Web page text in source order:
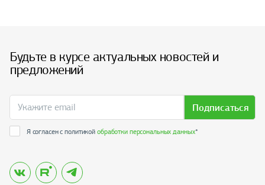
Будьте в курсе актуальных новостей и
предложений
Подписаться
Я согласен с политикойобработки персональных данных*